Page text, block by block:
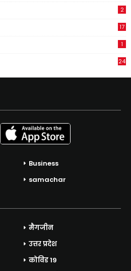
2
17
1
24
Business
samachar
मैगजीन
उत्तर प्रदेश
कोविड 19